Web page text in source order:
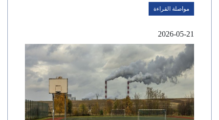
مواصلة القراءة
2026-05-21